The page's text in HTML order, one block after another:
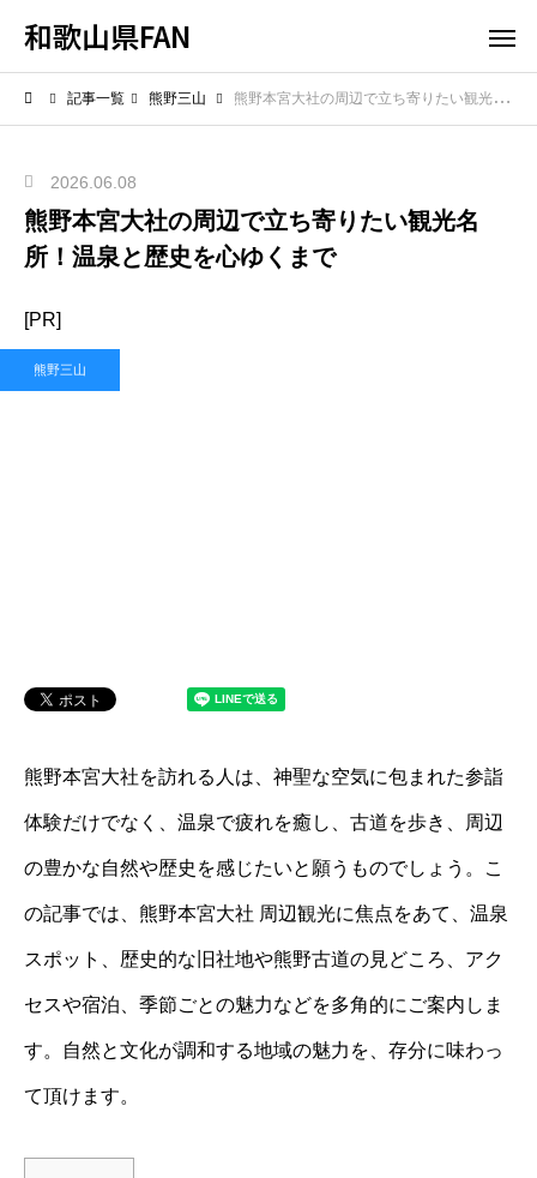
和歌山県FAN
記事一覧 熊野三山 熊野本宮大社の周辺で立ち寄りたい観光名所！温泉と歴史を心ゆくまで
2026.06.08
熊野本宮大社の周辺で立ち寄りたい観光名
所！温泉と歴史を心ゆくまで
[PR]
熊野三山
熊野本宮大社を訪れる人は、神聖な空気に包まれた参詣
体験だけでなく、温泉で疲れを癒し、古道を歩き、周辺
の豊かな自然や歴史を感じたいと願うものでしょう。こ
の記事では、熊野本宮大社 周辺観光に焦点をあて、温泉
スポット、歴史的な旧社地や熊野古道の見どころ、アク
セスや宿泊、季節ごとの魅力などを多角的にご案内しま
す。自然と文化が調和する地域の魅力を、存分に味わっ
て頂けます。